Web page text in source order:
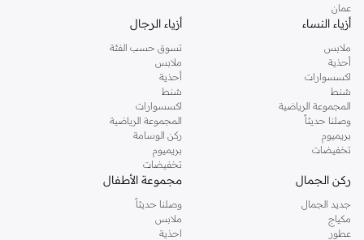
عمان
أزياء النساء
ملابس
أحذية
اكسسوارات
شنط
المجموعة الرياضية
وصلنا حديثاً
بريميوم
تخفيضات
أزياء الرجال
تسوق حسب الفئة
ملابس
أحذية
شنط
اكسسوارات
المجموعة الرياضية
ركن الوسامة
بريميوم
تخفيضات
ركن الجمال
جديد الجمال
مكياج
عطور
مجموعة الأطفال
وصلنا حديثاً
ملابس
احذية